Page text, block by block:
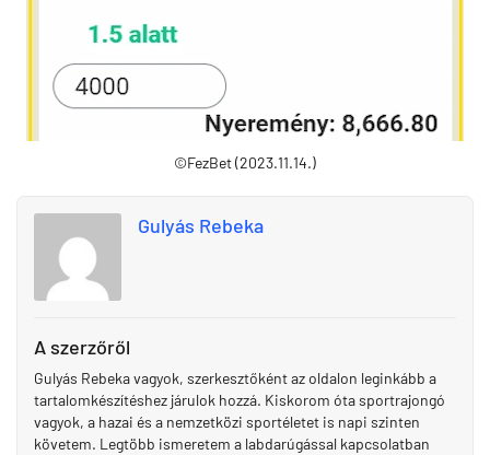
©FezBet (2023.11.14.)
Gulyás Rebeka
A szerzőről
Gulyás Rebeka vagyok, szerkesztőként az oldalon leginkább a
tartalomkészítéshez járulok hozzá. Kiskorom óta sportrajongó
vagyok, a hazai és a nemzetközi sportéletet is napi szinten
követem. Legtöbb ismeretem a labdarúgással kapcsolatban